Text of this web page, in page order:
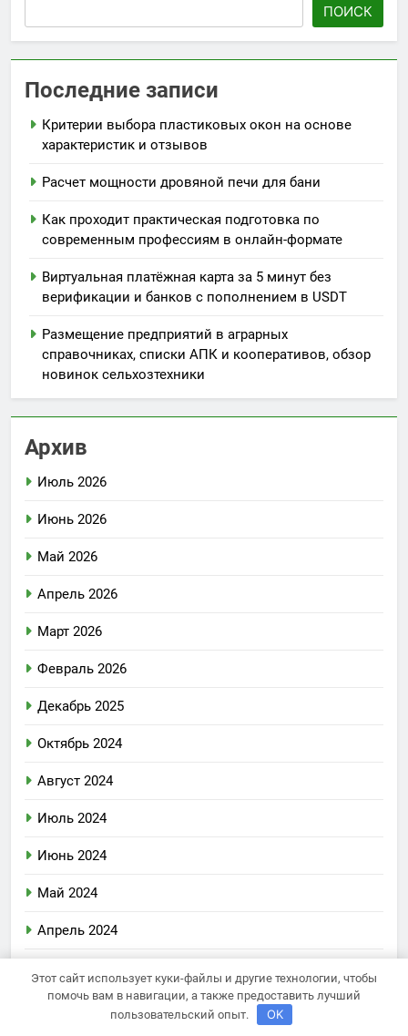
ПОИСК
Последние записи
Критерии выбора пластиковых окон на основе
характеристик и отзывов
Расчет мощности дровяной печи для бани
Как проходит практическая подготовка по
современным профессиям в онлайн-формате
Виртуальная платёжная карта за 5 минут без
верификации и банков с пополнением в USDT
Размещение предприятий в аграрных
справочниках, списки АПК и кооперативов, обзор
новинок сельхозтехники
Архив
Июль 2026
Июнь 2026
Май 2026
Апрель 2026
Март 2026
Февраль 2026
Декабрь 2025
Октябрь 2024
Август 2024
Июль 2024
Июнь 2024
Май 2024
Апрель 2024
Февраль 2024
Этот сайт использует куки-файлы и другие технологии, чтобы
помочь вам в навигации, а также предоставить лучший
пользовательский опыт.
OK